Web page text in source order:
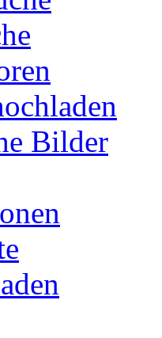
Bilder